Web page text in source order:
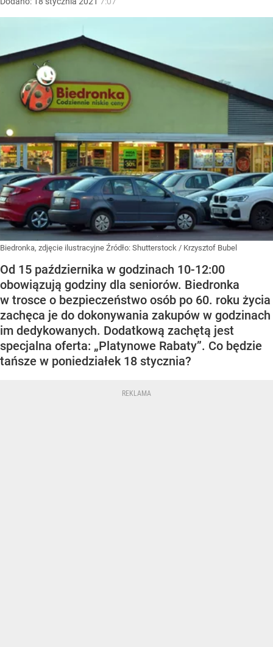
Biedronka, zdjęcie ilustracyjne Źródło: Shutterstock / Krzysztof Bubel
Od 15 października w godzinach 10-12:00
obowiązują godziny dla seniorów. Biedronka
w trosce o bezpieczeństwo osób po 60. roku życia
zachęca je do dokonywania zakupów w godzinach
im dedykowanych. Dodatkową zachętą jest
specjalna oferta: „Platynowe Rabaty”. Co będzie
tańsze w poniedziałek 18 stycznia?